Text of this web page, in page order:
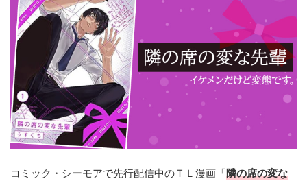
コミック・シーモアで先行配信中のＴＬ漫画「隣の席の変な